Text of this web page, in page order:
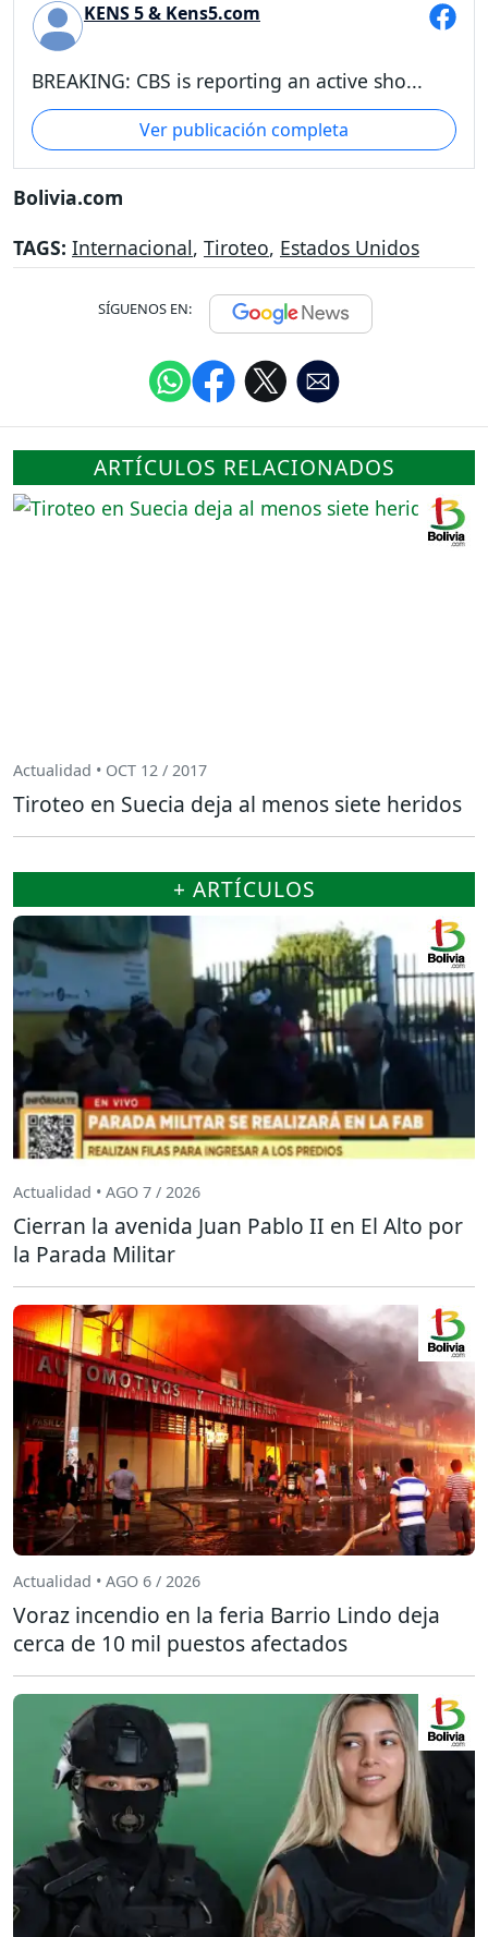
KENS 5 & Kens5.com
BREAKING: CBS is reporting an active sho...
Ver publicación completa
Bolivia.com
TAGS: Internacional, Tiroteo, Estados Unidos
SÍGUENOS EN:
ARTÍCULOS RELACIONADOS
Actualidad • OCT 12 / 2017
Tiroteo en Suecia deja al menos siete heridos
+ ARTÍCULOS
Actualidad • AGO 7 / 2026
Cierran la avenida Juan Pablo II en El Alto por
la Parada Militar
Actualidad • AGO 6 / 2026
Voraz incendio en la feria Barrio Lindo deja
cerca de 10 mil puestos afectados